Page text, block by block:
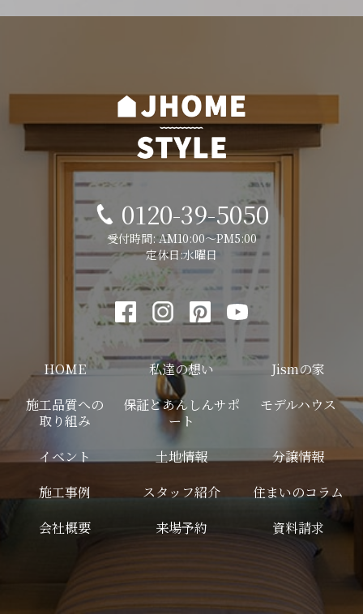
0120-39-5050
受付時間: AM10:00～PM5:00
定休日:水曜日
HOME 私達の想い
Jismの家
施工品質への
取り組み
保証とあんしんサポ
ート
モデルハウス
イベント 土地情報
分譲情報
施工事例
スタッフ紹介
住まいのコラム
会社概要
来場予約 資料請求